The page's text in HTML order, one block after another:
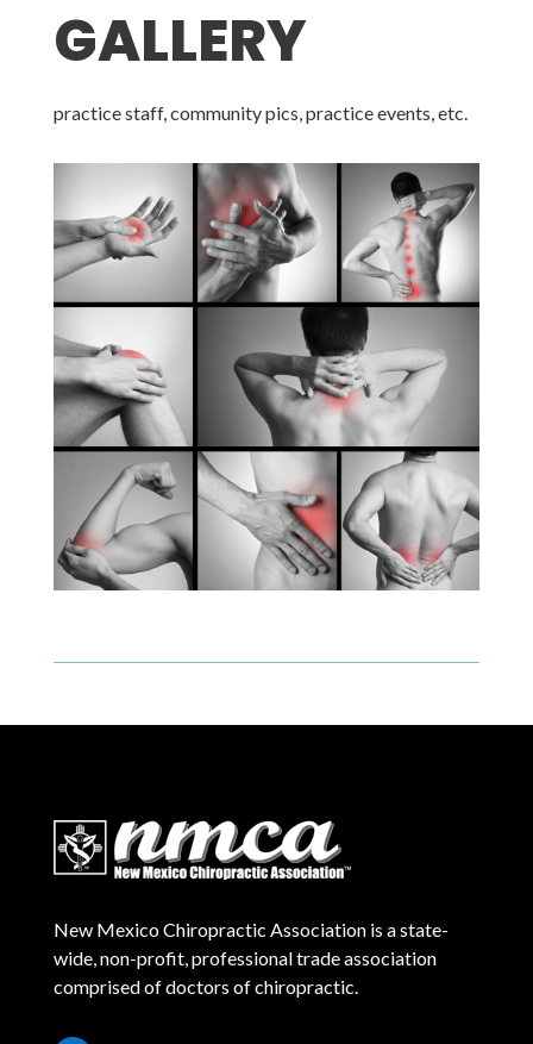
GALLERY
practice staff, community pics, practice events, etc.
New Mexico Chiropractic Association is a state-
wide, non-profit, professional trade association
comprised of doctors of chiropractic.